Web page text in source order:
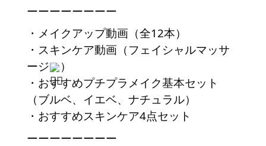
ーーーーーーーー
・メイクアップ動画（全12本）
・スキンケア動画（フェイシャルマッサ
ージ
）
・おすすめプチプラメイク基本セット
（ブルベ、イエベ、ナチュラル）
・おすすめスキンケア4点セット
ーーーーーーーー